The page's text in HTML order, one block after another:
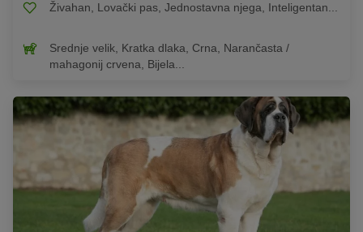
Živahan, Lovački pas, Jednostavna njega, Inteligentan...
Srednje velik, Kratka dlaka, Crna, Narančasta /
mahagonij crvena, Bijela...